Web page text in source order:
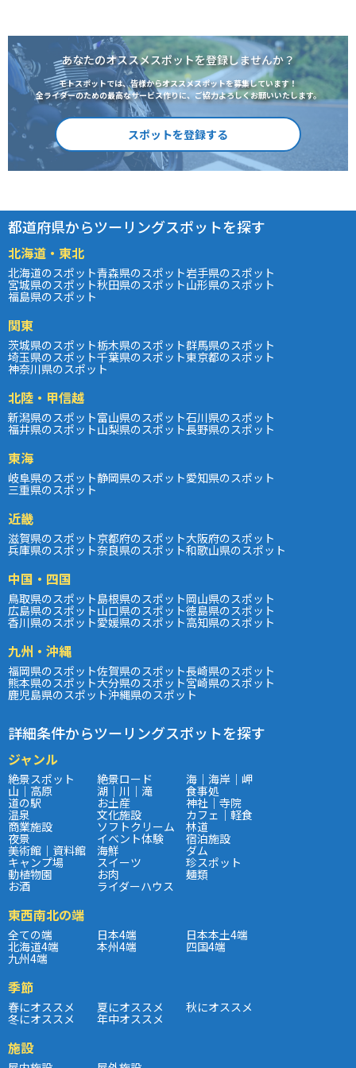
あなたのオススメスポットを登録しませんか？
モトスポットでは、皆様からオススメスポットを募集しています！
全ライダーのための最高なサービス作りに、ご協力よろしくお願いいたします。
スポットを登録する
都道府県からツーリングスポットを探す
北海道・東北
北海道のスポット青森県のスポット岩手県のスポット
宮城県のスポット秋田県のスポット山形県のスポット
福島県のスポット
関東
茨城県のスポット栃木県のスポット群馬県のスポット
埼玉県のスポット千葉県のスポット東京都のスポット
神奈川県のスポット
北陸・甲信越
新潟県のスポット富山県のスポット石川県のスポット
福井県のスポット山梨県のスポット長野県のスポット
東海
岐阜県のスポット静岡県のスポット愛知県のスポット
三重県のスポット
近畿
滋賀県のスポット京都府のスポット大阪府のスポット
兵庫県のスポット奈良県のスポット和歌山県のスポット
中国・四国
鳥取県のスポット島根県のスポット岡山県のスポット
広島県のスポット山口県のスポット徳島県のスポット
香川県のスポット愛媛県のスポット高知県のスポット
九州・沖縄
福岡県のスポット佐賀県のスポット長崎県のスポット
熊本県のスポット大分県のスポット宮崎県のスポット
鹿児島県のスポット沖縄県のスポット
詳細条件からツーリングスポットを探す
ジャンル
絶景スポット 絶景ロード 海｜海岸｜岬
山｜高原 湖｜川｜滝 食事処
道の駅 お土産 神社｜寺院
温泉 文化施設 カフェ｜軽食
商業施設 ソフトクリーム 林道
夜景 イベント体験 宿泊施設
美術館｜資料館 海鮮 ダム
キャンプ場 スイーツ 珍スポット
動植物園 お肉 麺類
お酒 ライダーハウス
東西南北の端
全ての端 日本4端 日本本土4端
北海道4端 本州4端 四国4端
九州4端
季節
春にオススメ 夏にオススメ 秋にオススメ
冬にオススメ 年中オススメ
施設